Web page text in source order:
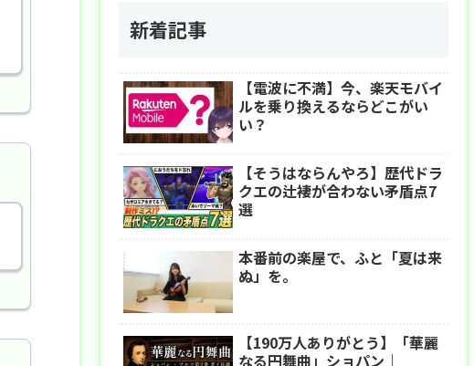
新着記事
【電波に不満】今、楽天モバイ
ルを乗り換えるならどこがい
い？
【そうはならんやろ】歴代ドラ
クエの辻褄が合わない矛盾点7
選
本番前の楽屋で、ふと「夏は来
ぬ」を。
【190万人ありがとう】「華麗
なる円舞曲」ショパン｜